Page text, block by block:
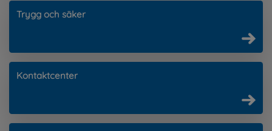
Trygg och säker
Kontaktcenter